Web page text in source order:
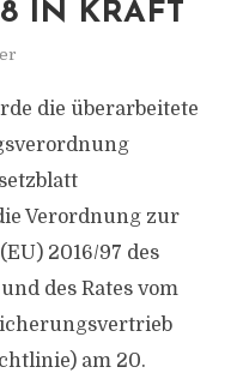
IN KRAFT
die überarbeitete
Verordnung zur
2016/97 des
des Rates vom
am 20.